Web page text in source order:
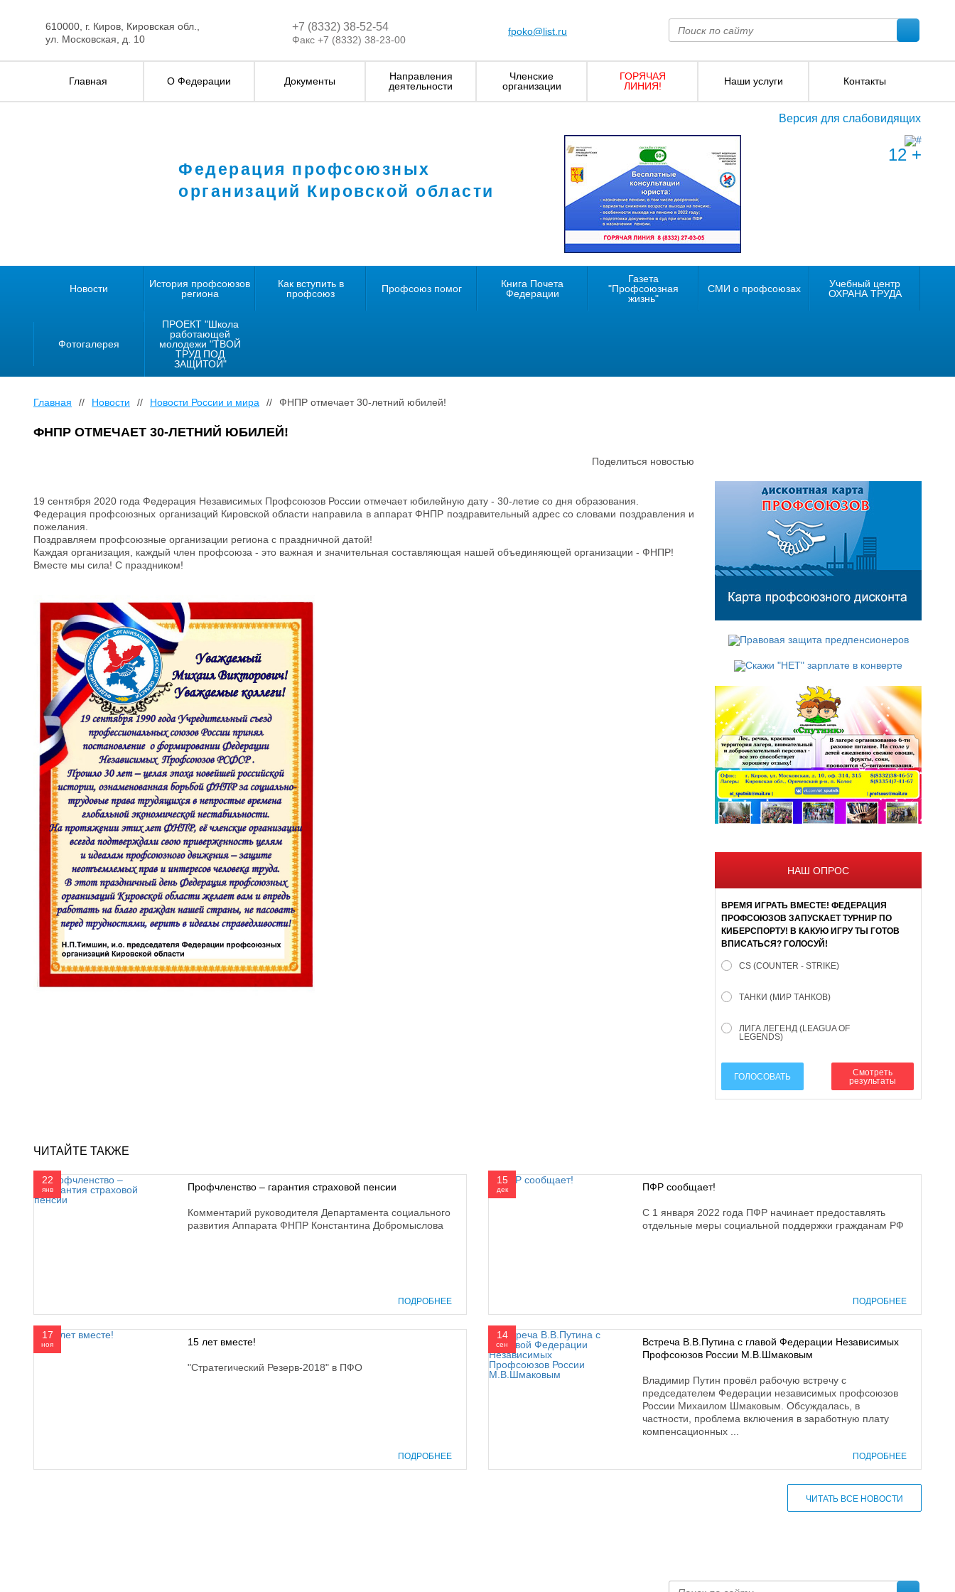
610000, г. Киров, Кировская обл.,
ул. Московская, д. 10
+7 (8332) 38-52-54
Факс +7 (8332) 38-23-00
fpoko@list.ru
Главная О Федерации Документы
Направления
деятельности
Членские
организации
ГОРЯЧАЯ
ЛИНИЯ!
Наши услуги Контакты
Версия для слабовидящих
Федерация профсоюзных
организаций Кировской области
12 +
Новости
История профсоюзов
региона
Как вступить в
профсоюз
Профсоюз помог
Книга Почета
Федерации
Газета
"Профсоюзная
жизнь"
СМИ о профсоюзах
Учебный центр
ОХРАНА ТРУДА
Фотогалерея
ПРОЕКТ "Школа
работающей
молодежи "ТВОЙ
ТРУД ПОД
ЗАЩИТОЙ"
Главная // Новости // Новости России и мира // ФНПР отмечает 30-летний юбилей!
ФНПР ОТМЕЧАЕТ 30-ЛЕТНИЙ ЮБИЛЕЙ!
Поделиться новостью
19 сентября 2020 года Федерация Независимых Профсоюзов России отмечает юбилейную дату - 30-летие со дня образования.
Федерация профсоюзных организаций Кировской области направила в аппарат ФНПР поздравительный адрес со словами поздравления и
пожелания.
Поздравляем профсоюзные организации региона с праздничной датой!
Каждая организация, каждый член профсоюза - это важная и значительная составляющая нашей объединяющей организации - ФНПР!
Вместе мы сила! С праздником!
НАШ ОПРОС
ВРЕМЯ ИГРАТЬ ВМЕСТЕ! ФЕДЕРАЦИЯ
ПРОФСОЮЗОВ ЗАПУСКАЕТ ТУРНИР ПО
КИБЕРСПОРТУ! В КАКУЮ ИГРУ ТЫ ГОТОВ
ВПИСАТЬСЯ? ГОЛОСУЙ!
CS (COUNTER - STRIKE)
ТАНКИ (МИР ТАНКОВ)
ЛИГА ЛЕГЕНД (LEAGUA OF
LEGENDS)
ГОЛОСОВАТЬ
Смотреть
результаты
ЧИТАЙТЕ ТАКЖЕ
22
янв Профчленство – гарантия страховой пенсии
Комментарий руководителя Департамента социального
развития Аппарата ФНПР Константина Добромыслова
ПОДРОБНЕЕ
15
дек ПФР сообщает!
С 1 января 2022 года ПФР начинает предоставлять
отдельные меры социальной поддержки гражданам РФ
ПОДРОБНЕЕ
17
ноя 15 лет вместе!
"Стратегический Резерв-2018" в ПФО
ПОДРОБНЕЕ
14
сен
Встреча В.В.Путина с главой Федерации Независимых
Профсоюзов России М.В.Шмаковым
Владимир Путин провёл рабочую встречу с
председателем Федерации независимых профсоюзов
России Михаилом Шмаковым. Обсуждалась, в
частности, проблема включения в заработную плату
компенсационных ...
ПОДРОБНЕЕ
ЧИТАТЬ ВСЕ НОВОСТИ